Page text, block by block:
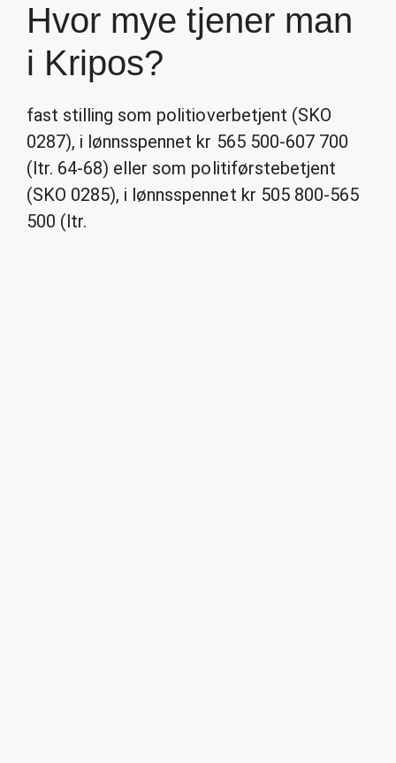
Hvor mye tjener man
i Kripos?
fast stilling som politioverbetjent (SKO
0287), i lønnsspennet kr 565 500-607 700
(ltr. 64-68) eller som politiførstebetjent
(SKO 0285), i lønnsspennet kr 505 800-565
500 (ltr.